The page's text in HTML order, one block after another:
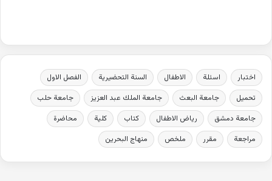
اختبار اسئلة الاطفال السنة التحضيرية
الفصل الاول
تحميل
جامعة البعث جامعة الملك عبد العزيز
جامعة حلب
جامعة دمشق
رياض الاطفال كتاب كلية
محاضرة
مراجعة
مقرر ملخص منهاج البحرين